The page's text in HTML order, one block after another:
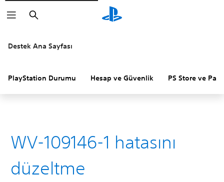
Arama
Destek Ana Sayfası
PlayStation Durumu Hesap ve Güvenlik PS Store ve
WV-109146-1 hatasını
düzeltme